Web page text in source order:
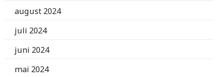
august 2024
juli 2024
juni 2024
mai 2024